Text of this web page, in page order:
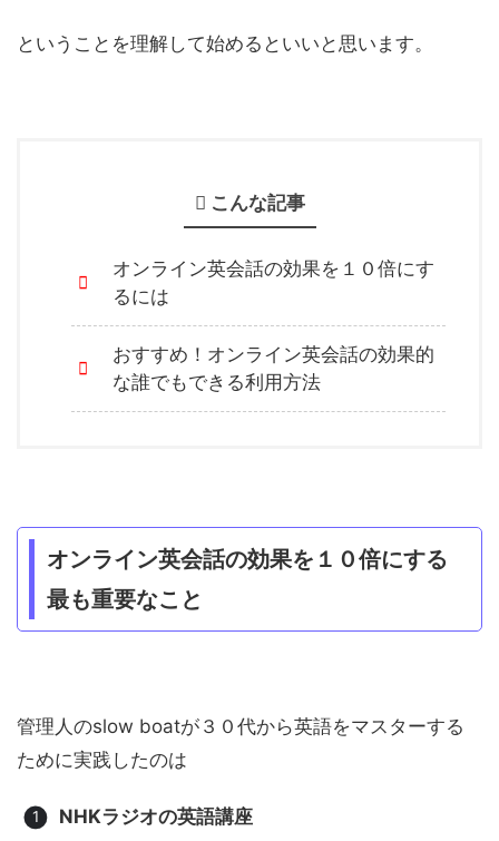
ということを理解して始めるといいと思います。
こんな記事
オンライン英会話の効果を１０倍にす
るには
おすすめ！オンライン英会話の効果的
な誰でもできる利用方法
オンライン英会話の効果を１０倍にする
最も重要なこと
管理人のslow boatが３０代から英語をマスターする
ために実践したのは
NHKラジオの英語講座